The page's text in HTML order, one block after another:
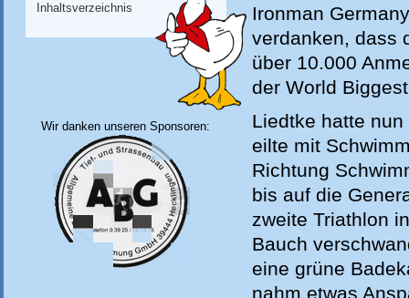
Inhaltsverzeichnis
Wir danken unseren Sponsoren:
Ironman
verdanken, dass
über 10.000
der World
Liedtke hatte
eilte mit
Richtung
bis auf die
zweite Triathlon
Bauch
eine grüne
nahm etwas